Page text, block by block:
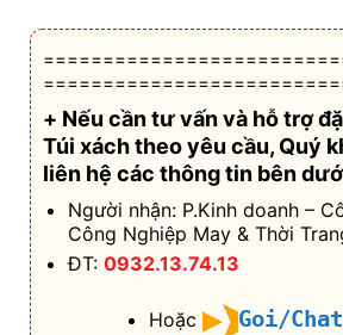
+ Nếu cần tư vấn và hỗ trợ
Túi xách theo yêu cầu, Quý
liên hệ các thông tin bên
Người nhận: P.Kinh doanh –
Công Nghiệp May & Thời
ĐT: 0932.13.74.13
Hoặc
Goi/